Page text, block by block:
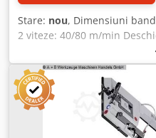
Stare: nou, Dimensiuni
2 viteze: 40/80 m/min
Capacitate de tăiere la 90
Capacitate de tăiere la 90
Capacitate de tăiere la 90
330x260 mm Capacitate de
rotund 260 mm Capacitate
pătrat 250 mm Capacitate